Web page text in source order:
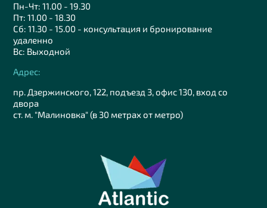
Пн-Чт: 11.00 - 19.30
Пт: 11.00 - 18.30
Сб: 11.30 - 15.00 - консультация и бронирование
удаленно
Вс: Выходной
Адрес:
пр. Дзержинского, 122, подъезд 3, офис 130, вход со
двора
ст. м. "Малиновка" (в 30 метрах от метро)